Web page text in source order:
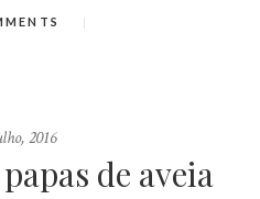
2016
de aveia